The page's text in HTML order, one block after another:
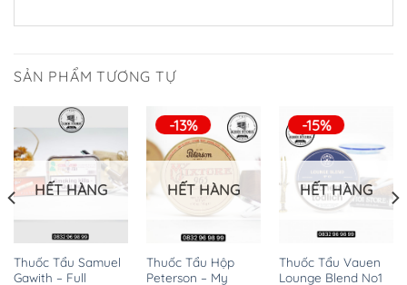
SẢN PHẨM TƯƠNG TỰ
HẾT HÀNG
Thuốc Tẩu Samuel
Gawith – Full
-13%
HẾT HÀNG
Thuốc Tẩu Hộp
Peterson – My
-15%
HẾT HÀNG
Thuốc Tẩu Vauen
Lounge Blend No1